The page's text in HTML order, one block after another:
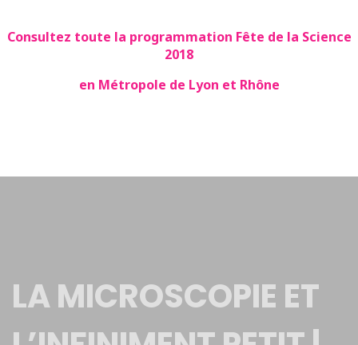
Consultez toute la programmation Fête de la Science
2018
en Métropole de Lyon et Rhône
LA MICROSCOPIE ET